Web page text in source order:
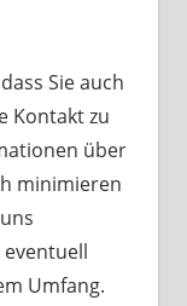
Sie auch
Kontakt zu
über
minimieren
Umfang.